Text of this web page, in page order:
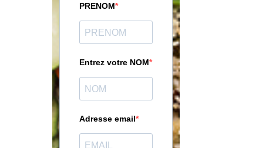
PRENOM
Entrez votre NOM
Adresse email